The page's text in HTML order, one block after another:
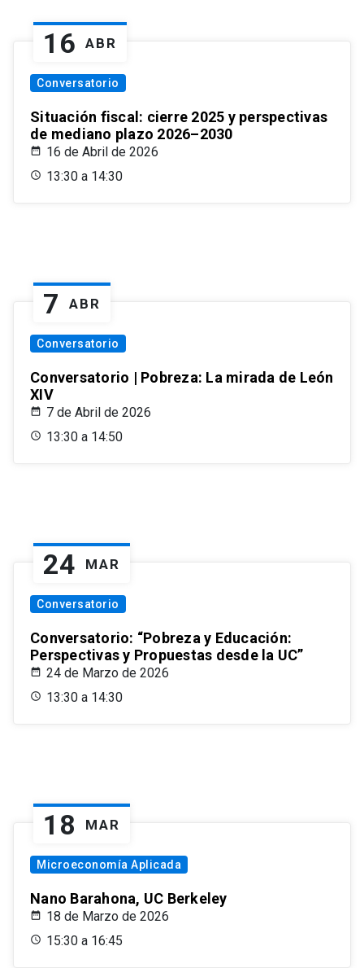
16 ABR
Conversatorio
Situación fiscal: cierre 2025 y perspectivas
de mediano plazo 2026–2030
16 de Abril de 2026
13:30 a 14:30
7 ABR
Conversatorio
Conversatorio | Pobreza: La mirada de León
XIV
7 de Abril de 2026
13:30 a 14:50
24 MAR
Conversatorio
Conversatorio: “Pobreza y Educación:
Perspectivas y Propuestas desde la UC”
24 de Marzo de 2026
13:30 a 14:30
18 MAR
Microeconomía Aplicada
Nano Barahona, UC Berkeley
18 de Marzo de 2026
15:30 a 16:45